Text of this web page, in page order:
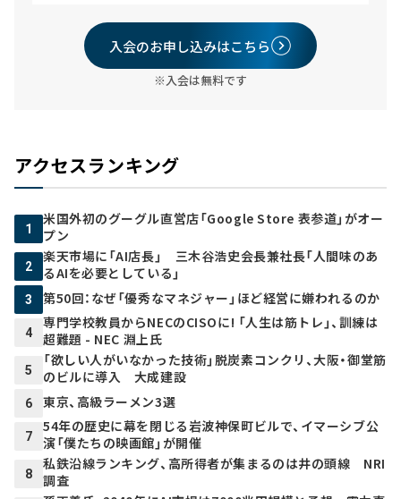
入会のお申し込みはこちら
※入会は無料です
アクセスランキング
1
米国外初のグーグル直営店「Google Store 表参道」がオー
プン
2
楽天市場に「AI店長」 三木谷浩史会長兼社長「人間味のあ
るAIを必要としている」
3 第50回：なぜ「優秀なマネジャー」ほど経営に嫌われるのか
4
専門学校教員からNECのCISOに! 「人生は筋トレ」、訓練は
超難題 - NEC 淵上氏
5
「欲しい人がいなかった技術」脱炭素コンクリ、大阪・御堂筋
のビルに導入 大成建設
6 東京、高級ラーメン3選
7
54年の歴史に幕を閉じる岩波神保町ビルで、イマーシブ公
演「僕たちの映画館」が開催
8
私鉄沿線ランキング、高所得者が集まるのは井の頭線 NRI
調査